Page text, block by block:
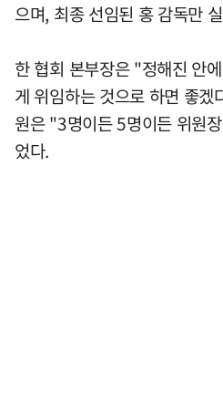
으며, 최종 선임된 홍 감독만
한 협회 본부장은 "정해진 안
게 위임하는 것으로 하면 좋
원은 "3명이든 5명이든 위원
었다.